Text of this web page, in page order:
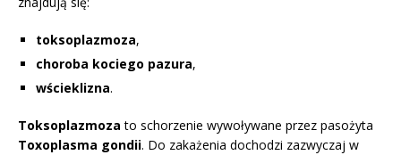
toksoplazmoza,
choroba kociego pazura,
wścieklizna.
Toksoplazmoza to schorzenie wywoływane przez pasożyta
Toxoplasma gondii. Do zakażenia dochodzi zazwyczaj w